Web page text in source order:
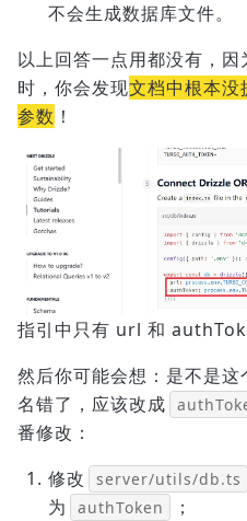
不会生成数据库文件。
以上回答一点用都没有，因
时，你会发现文档中根本没
参数 ！
指引中只有 url 和
然后你可能会想：是不是这
名错了，应该改成
番修改：
修改
server/utils/db.ts
为
authToken
；